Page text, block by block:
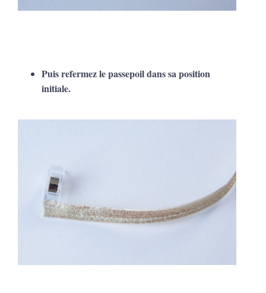
Puis refermez le passepoil dans sa position
initiale.